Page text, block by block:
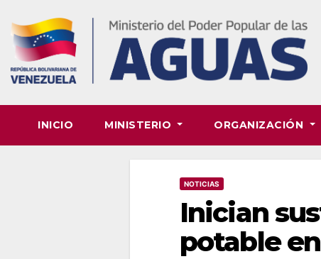
content
INICIO MINISTERIO ORGANIZACIÓN
NOTICIAS
Inician
potable